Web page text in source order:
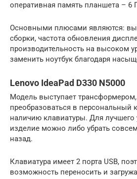
оперативная память планшета – 6
Основными плюсами являются:
сборки, частота обновления
производительность на высоком
заменить ноутбук благодаря
Lenovo IdeaPad D330 N5000
Модель выступает
преобразоваться в персональный
наличию клавиатуры. Для лучшего
изделие можно либо убрать
назад.
Клавиатура имеет 2 порта USB,
возможность переносить и